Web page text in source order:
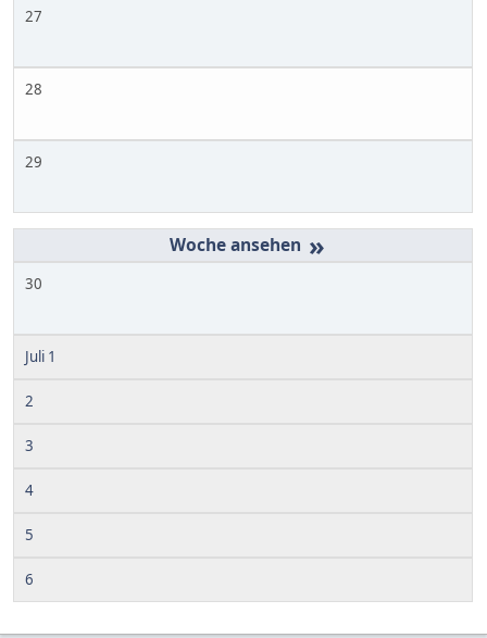
27
28
29
»
30
Juli 1
2
3
4
5
6